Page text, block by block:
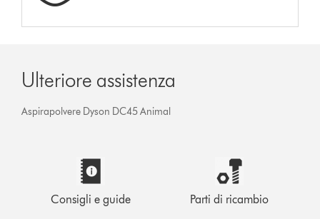
Ulteriore assistenza
Aspirapolvere Dyson DC45 Animal
Consigli e guide Parti di ricambio